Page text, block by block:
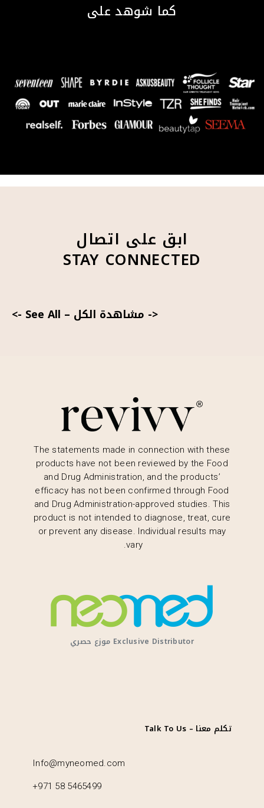
كما شوهد على
ابق على اتصال
STAY CONNECTED
<- مشاهدة الكل –
See All ->
The statements made in connection with these
products have not been reviewed by the Food
and Drug Administration, and the products’
efficacy has not been confirmed through Food
and Drug Administration-approved studies. This
product is not intended to diagnose, treat, cure
or prevent any disease. Individual results may
vary.
Exclusive Distributor موزع حصري
تكلم معنا – Talk To Us
Info@myneomed.com
+971 58 5465499